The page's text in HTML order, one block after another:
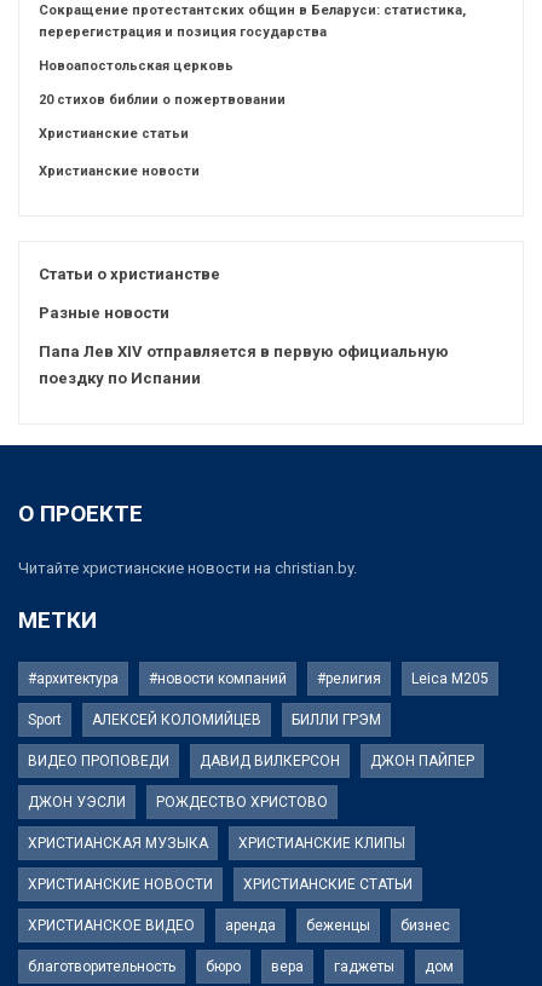
Сокращение протестантских общин в Беларуси: статистика,
перерегистрация и позиция государства
Новоапостольская церковь
20 стихов библии о пожертвовании
Христианские статьи
Христианские новости
Статьи о христианстве
Разные новости
Папа Лев XIV отправляется в первую официальную
поездку по Испании
О ПРОЕКТЕ
Читайте христианские новости на christian.by.
МЕТКИ
#архитектура #новости компаний #религия Leica M205
Sport АЛЕКСЕЙ КОЛОМИЙЦЕВ БИЛЛИ ГРЭМ
ВИДЕО ПРОПОВЕДИ ДАВИД ВИЛКЕРСОН ДЖОН ПАЙПЕР
ДЖОН УЭСЛИ РОЖДЕСТВО ХРИСТОВО
ХРИСТИАНСКАЯ МУЗЫКА ХРИСТИАНСКИЕ КЛИПЫ
ХРИСТИАНСКИЕ НОВОСТИ ХРИСТИАНСКИЕ СТАТЬИ
ХРИСТИАНСКОЕ ВИДЕО аренда беженцы бизнес
благотворительность бюро вера гаджеты дом